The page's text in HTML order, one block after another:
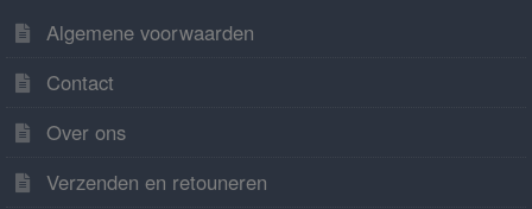
Algemene voorwaarden
Contact
Over ons
Verzenden en retouneren